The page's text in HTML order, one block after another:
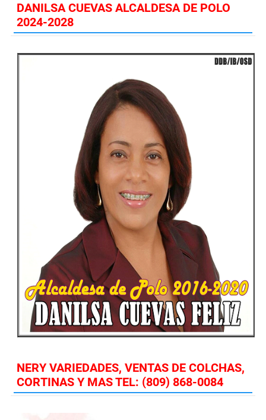
DANILSA CUEVAS ALCALDESA DE POLO
2024-2028
NERY VARIEDADES, VENTAS DE COLCHAS,
CORTINAS Y MAS TEL: (809) 868-0084